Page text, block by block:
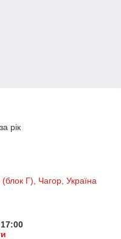
рік
Г), Чагор, Україна